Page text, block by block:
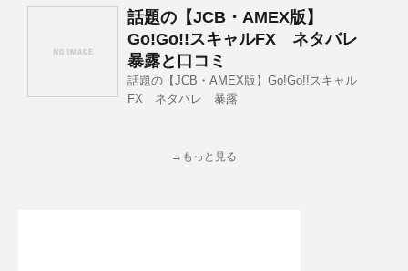
話題の【JCB・AMEX版】
Go!Go!!スキャルFX ネタバレ
暴露と口コミ
話題の【JCB・AMEX版】Go!Go!!スキャル
FX ネタバレ 暴露
→もっと見る